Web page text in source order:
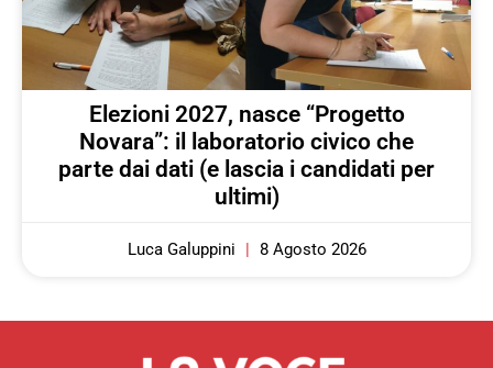
Elezioni 2027, nasce “Progetto
Novara”: il laboratorio civico che
parte dai dati (e lascia i candidati per
ultimi)
Luca Galuppini 8 Agosto 2026